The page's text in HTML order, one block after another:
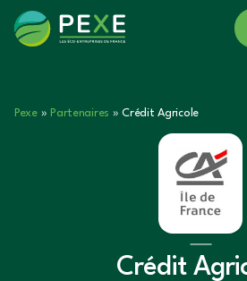
Pexe» Partenaires »Crédit Agricole
Crédit